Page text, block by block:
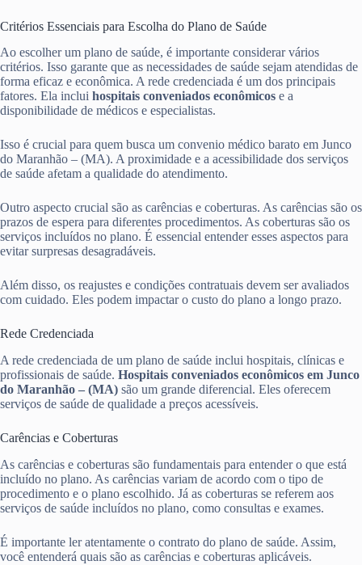
Critérios Essenciais para Escolha do Plano de Saúde
Ao escolher um plano de saúde, é importante considerar vários
critérios. Isso garante que as necessidades de saúde sejam atendidas de
forma eficaz e econômica. A rede credenciada é um dos principais
fatores. Ela inclui hospitais conveniados econômicos e a
disponibilidade de médicos e especialistas.
Isso é crucial para quem busca um convenio médico barato em Junco
do Maranhão – (MA). A proximidade e a acessibilidade dos serviços
de saúde afetam a qualidade do atendimento.
Outro aspecto crucial são as carências e coberturas. As carências são os
prazos de espera para diferentes procedimentos. As coberturas são os
serviços incluídos no plano. É essencial entender esses aspectos para
evitar surpresas desagradáveis.
Além disso, os reajustes e condições contratuais devem ser avaliados
com cuidado. Eles podem impactar o custo do plano a longo prazo.
Rede Credenciada
A rede credenciada de um plano de saúde inclui hospitais, clínicas e
profissionais de saúde. Hospitais conveniados econômicos em Junco
do Maranhão – (MA) são um grande diferencial. Eles oferecem
serviços de saúde de qualidade a preços acessíveis.
Carências e Coberturas
As carências e coberturas são fundamentais para entender o que está
incluído no plano. As carências variam de acordo com o tipo de
procedimento e o plano escolhido. Já as coberturas se referem aos
serviços de saúde incluídos no plano, como consultas e exames.
É importante ler atentamente o contrato do plano de saúde. Assim,
você entenderá quais são as carências e coberturas aplicáveis.